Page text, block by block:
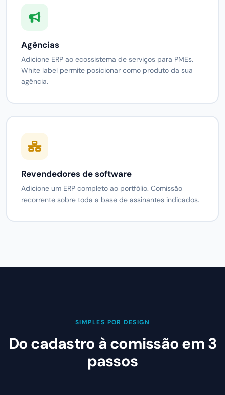
Agências
Adicione ERP ao ecossistema de serviços para PMEs.
White label permite posicionar como produto da sua
agência.
Revendedores de software
Adicione um ERP completo ao portfólio. Comissão
recorrente sobre toda a base de assinantes indicados.
SIMPLES POR DESIGN
Do cadastro à comissão em 3
passos